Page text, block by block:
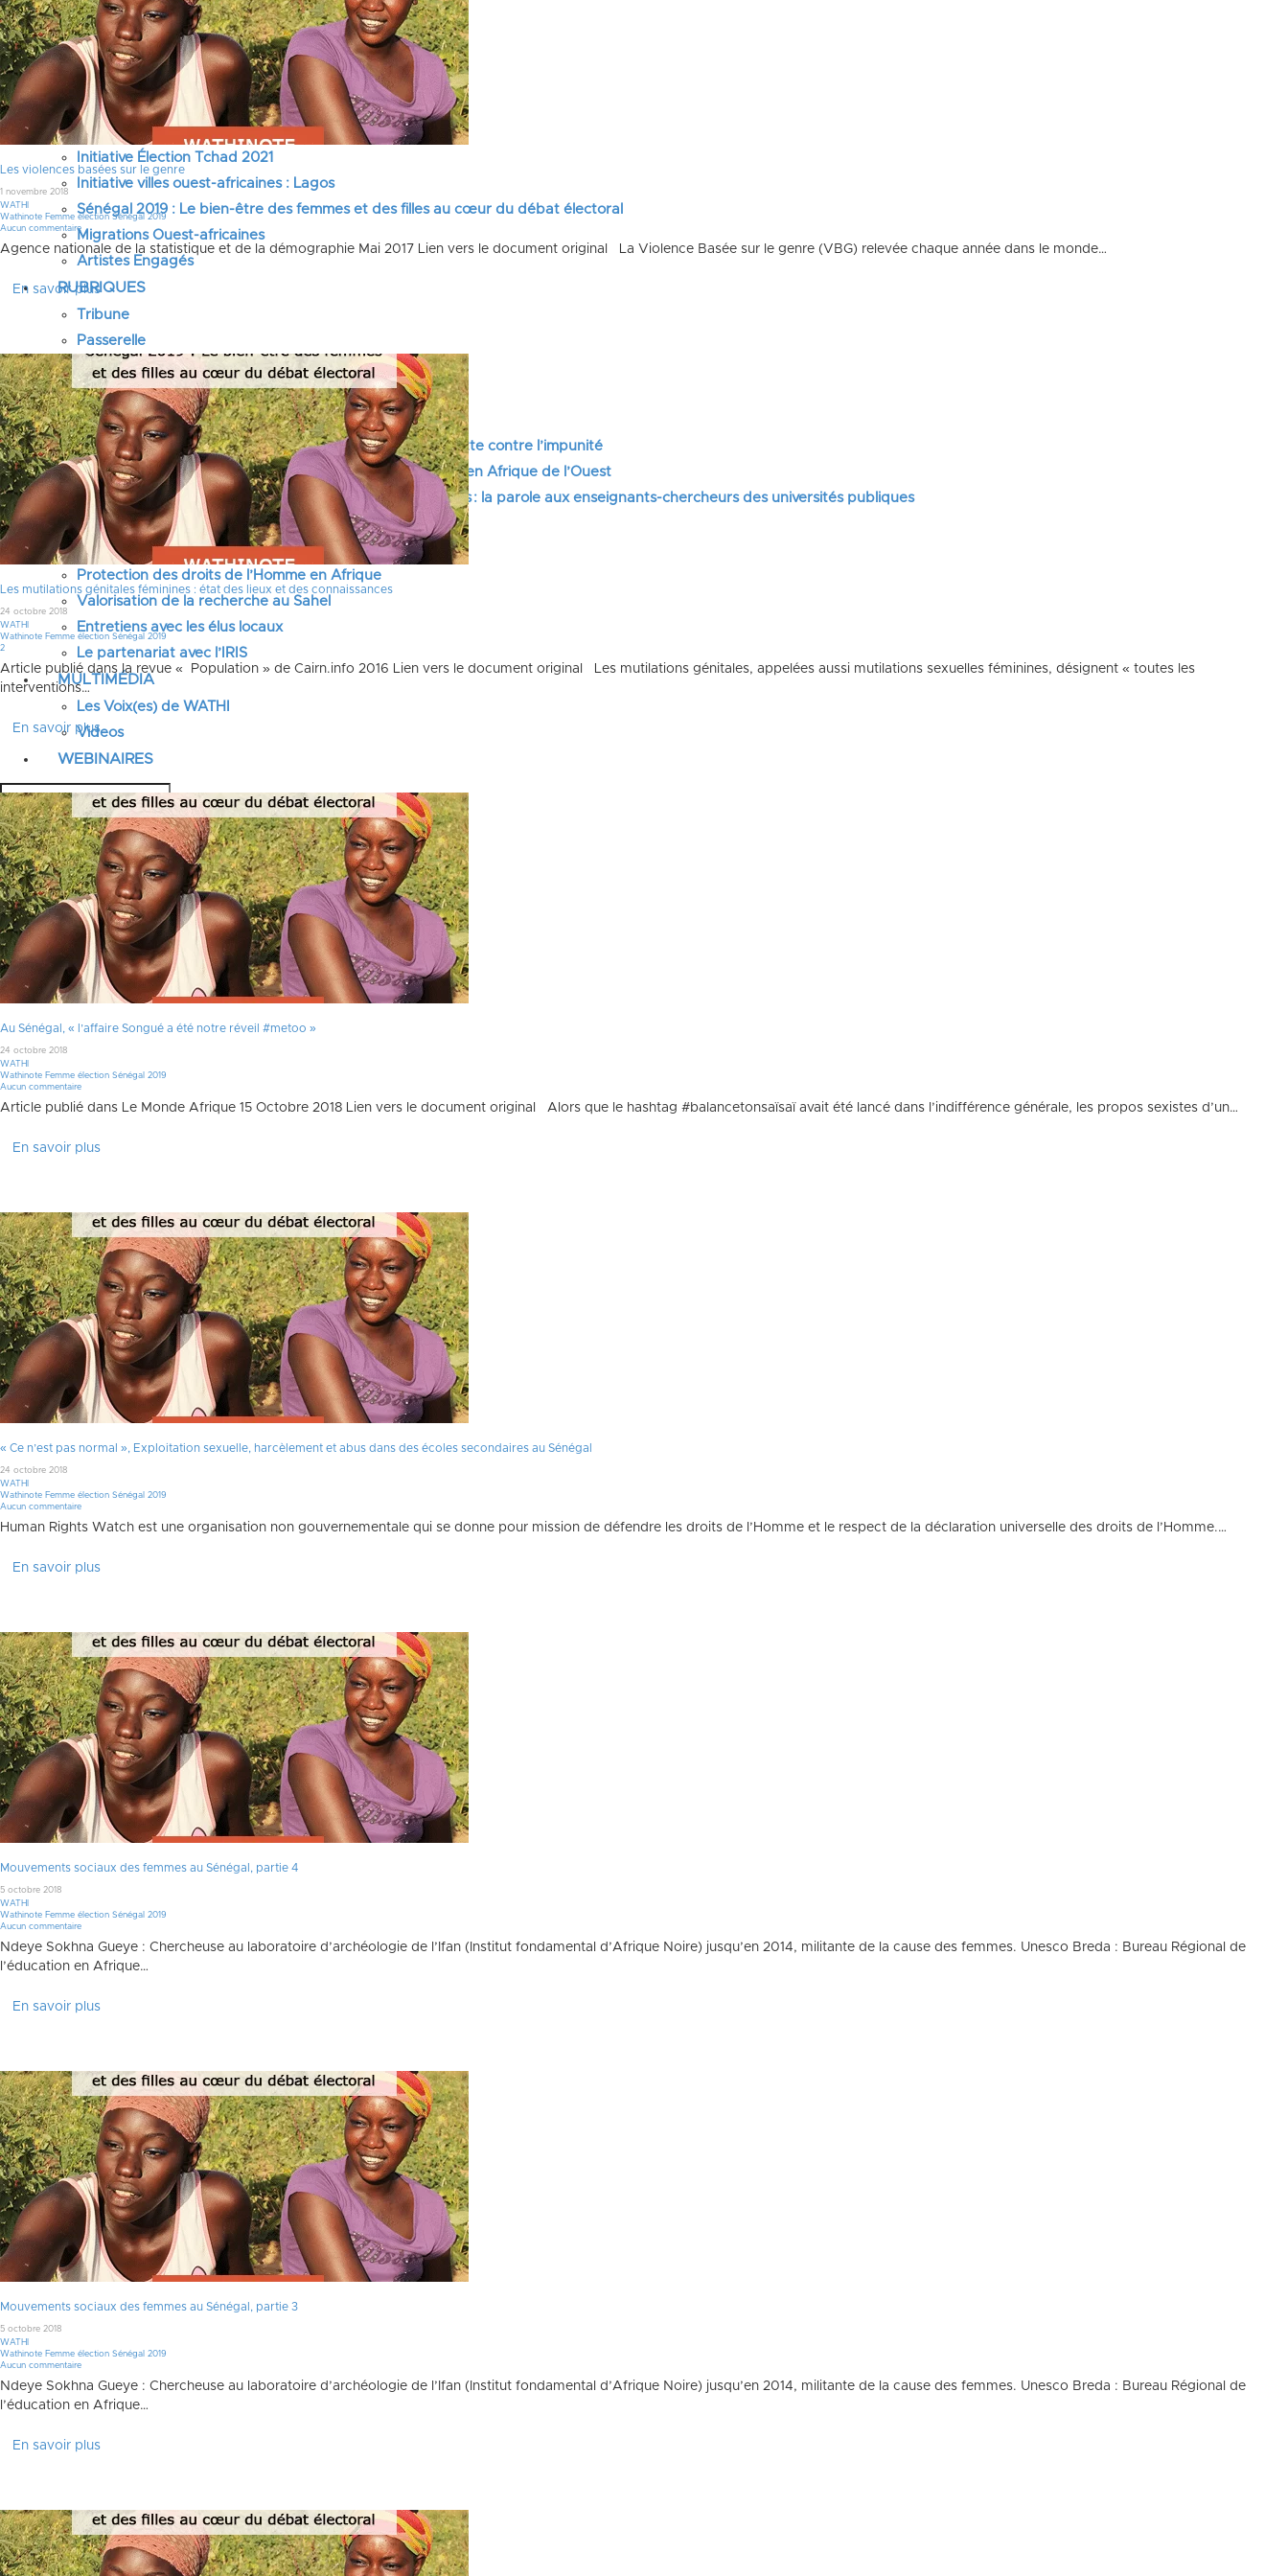
Élection Mauritanie 2024
Élection Tchad 2024
Election Nigéria 2023
Les défis liés à l’eau en Afrique de l’Ouest
Initiative villes ouest-africaines : Abidjan
Initiative Élection Tchad 2021
Initiative villes ouest-africaines : Lagos
Sénégal 2019 : Le bien-être des femmes et des filles au cœur du débat électoral
Migrations Ouest-africaines
Artistes Engagés
RUBRIQUES
Tribune
Passerelle
Grand large
Le choix de WATHI
PROJETS
Justice pour les victimes des crimes graves au Sahel et lutte contre l’impunité
Renforcement et transformation des systèmes éducatifs en Afrique de l’Ouest
Élection présidentielle Sénégal 2024, réformes prioritaires : la parole aux enseignants-chercheurs des universités publiques
Conversations sur l’avenir du Sahel
Débats citoyens place et rôle des femmes
Protection des droits de l’Homme en Afrique
Valorisation de la recherche au Sahel
Entretiens avec les élus locaux
Le partenariat avec l’IRIS
MULTIMÉDIA
Les Voix(es) de WATHI
Videos
WEBINAIRES
Faire un don
Les violences basées sur le genre
1 novembre 2018
WATHI
Wathinote Femme élection Sénégal 2019
Aucun commentaire
Agence nationale de la statistique et de la démographie Mai 2017 Lien vers le document original La Violence Basée sur le genre (VBG) relevée chaque année dans le monde…
En savoir plus
Les mutilations génitales féminines : état des lieux et des connaissances
24 octobre 2018
WATHI
Wathinote Femme élection Sénégal 2019
2Commentaires
Article publié dans la revue « Population » de Cairn.info 2016 Lien vers le document original Les mutilations génitales, appelées aussi mutilations sexuelles féminines, désignent « toutes les
interventions…
En savoir plus
Au Sénégal, « l’affaire Songué a été notre réveil #metoo »
24 octobre 2018
WATHI
Wathinote Femme élection Sénégal 2019
Aucun commentaire
Article publié dans Le Monde Afrique 15 Octobre 2018 Lien vers le document original Alors que le hashtag #balancetonsaïsaï avait été lancé dans l’indifférence générale, les propos sexistes d’un…
En savoir plus
« Ce n’est pas normal », Exploitation sexuelle, harcèlement et abus dans des écoles secondaires au Sénégal
24 octobre 2018
WATHI
Wathinote Femme élection Sénégal 2019
Aucun commentaire
Human Rights Watch est une organisation non gouvernementale qui se donne pour mission de défendre les droits de l’Homme et le respect de la déclaration universelle des droits de l’Homme.…
En savoir plus
Mouvements sociaux des femmes au Sénégal, partie 4
5 octobre 2018
WATHI
Wathinote Femme élection Sénégal 2019
Aucun commentaire
Ndeye Sokhna Gueye : Chercheuse au laboratoire d’archéologie de l’Ifan (Institut fondamental d’Afrique Noire) jusqu’en 2014, militante de la cause des femmes. Unesco Breda : Bureau Régional de
l’éducation en Afrique…
En savoir plus
Mouvements sociaux des femmes au Sénégal, partie 3
5 octobre 2018
WATHI
Wathinote Femme élection Sénégal 2019
Aucun commentaire
Ndeye Sokhna Gueye : Chercheuse au laboratoire d’archéologie de l’Ifan (Institut fondamental d’Afrique Noire) jusqu’en 2014, militante de la cause des femmes. Unesco Breda : Bureau Régional de
l’éducation en Afrique…
En savoir plus